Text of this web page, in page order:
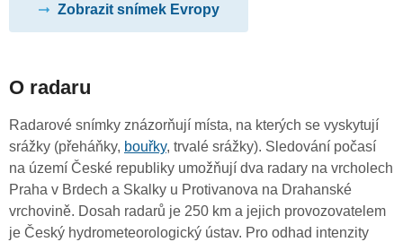
Zobrazit snímek Evropy
O radaru
Radarové snímky znázorňují místa, na kterých se vyskytují
srážky (přeháňky, bouřky, trvalé srážky). Sledování počasí
na území České republiky umožňují dva radary na vrcholech
Praha v Brdech a Skalky u Protivanova na Drahanské
vrchovině. Dosah radarů je 250 km a jejich provozovatelem
je Český hydrometeorologický ústav. Pro odhad intenzity